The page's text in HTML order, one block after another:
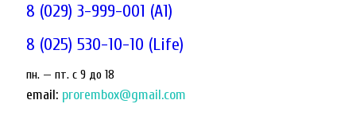
8 (029) 3-999-001 (A1)
8 (025) 530-10-10 (Life)
пн. — пт. c 9 до 18
email: prorembox@gmail.com